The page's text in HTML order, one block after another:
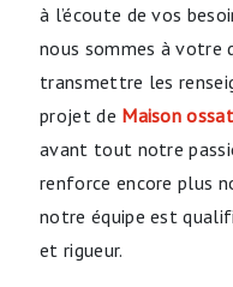
à l’écoute de vos
nous sommes à votre
transmettre les
projet de Maison
avant tout notre
renforce encore plus
notre équipe est
et rigueur.